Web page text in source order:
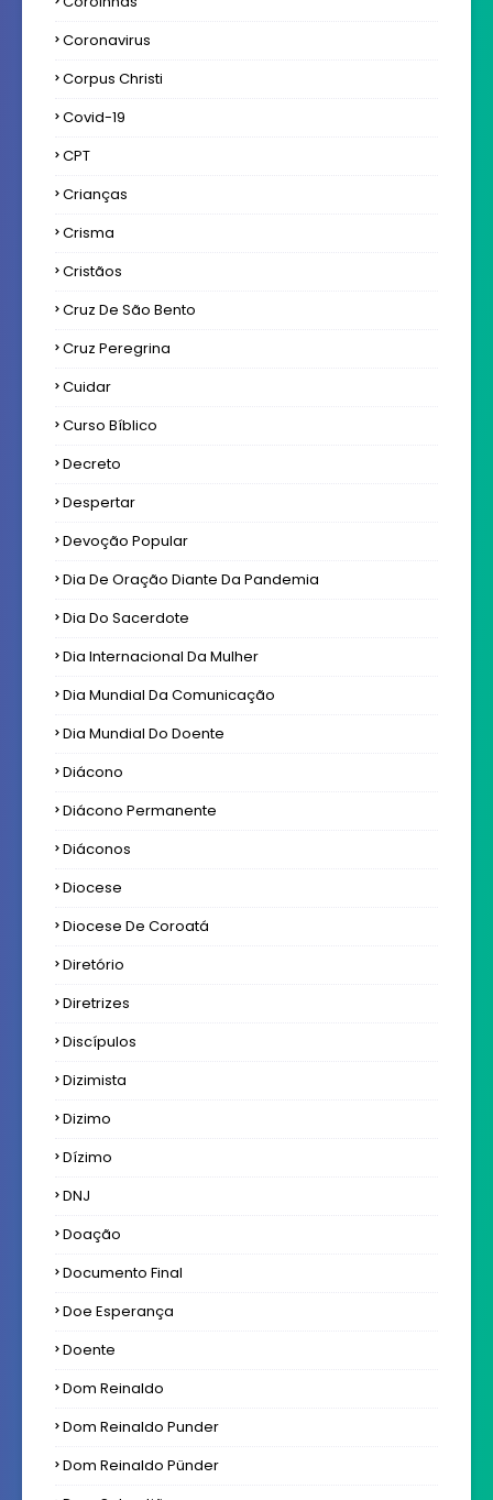
Coronavirus
Corpus Christi
Covid-19
CPT
Crianças
Crisma
Cristãos
Cruz De São Bento
Cruz Peregrina
Cuidar
Curso Bíblico
Decreto
Despertar
Devoção Popular
Dia De Oração Diante Da Pandemia
Dia Do Sacerdote
Dia Internacional Da Mulher
Dia Mundial Da Comunicação
Dia Mundial Do Doente
Diácono
Diácono Permanente
Diáconos
Diocese
Diocese De Coroatá
Diretório
Diretrizes
Discípulos
Dizimista
Dizimo
Dízimo
DNJ
Doação
Documento Final
Doe Esperança
Doente
Dom Reinaldo
Dom Reinaldo Punder
Dom Reinaldo Pünder